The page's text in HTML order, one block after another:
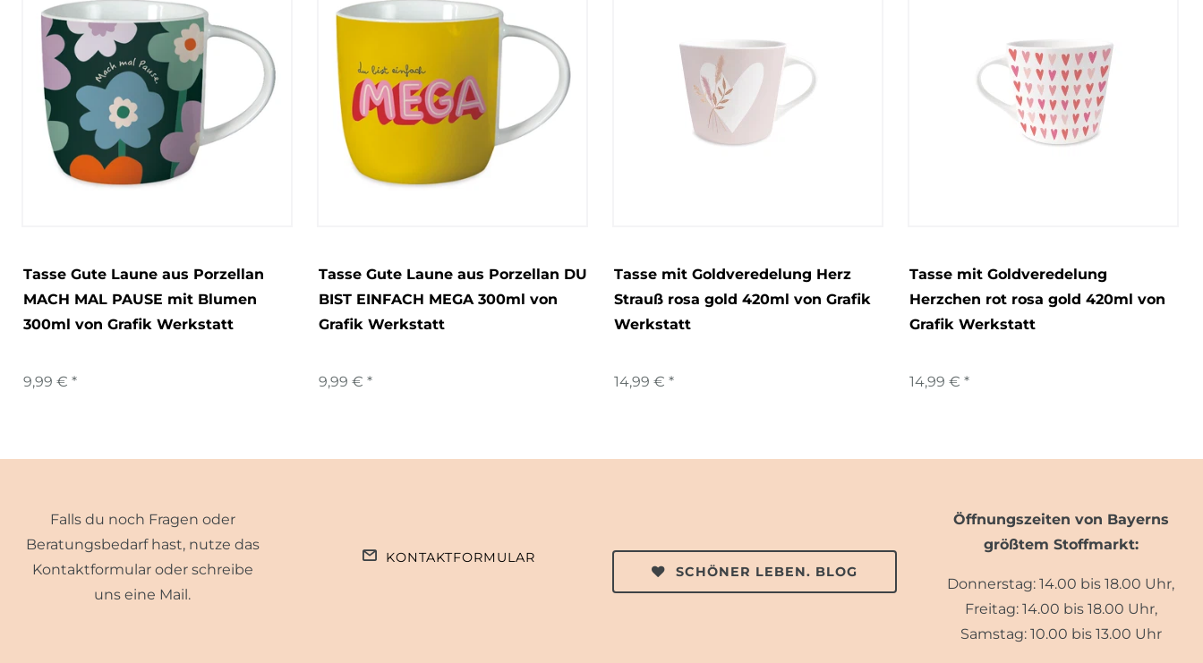
Tasse Gute Laune aus Porzellan
MACH MAL PAUSE mit Blumen
300ml von Grafik Werkstatt
9,99 € *
Tasse Gute Laune aus Porzellan DU
BIST EINFACH MEGA 300ml von
Grafik Werkstatt
9,99 € *
Tasse mit Goldveredelung Herz
Strauß rosa gold 420ml von Grafik
Werkstatt
14,99 € *
Tasse mit Goldveredelung
Herzchen rot rosa gold 420ml von
Grafik Werkstatt
14,99 € *
Falls du noch Fragen oder
Beratungsbedarf hast, nutze das
Kontaktformular oder schreibe
uns eine Mail.
KONTAKTFORMULAR
SCHÖNER LEBEN. BLOG
Öffnungszeiten von Bayerns
größtem Stoffmarkt:
Donnerstag: 14.00 bis 18.00 Uhr,
Freitag: 14.00 bis 18.00 Uhr,
Samstag: 10.00 bis 13.00 Uhr